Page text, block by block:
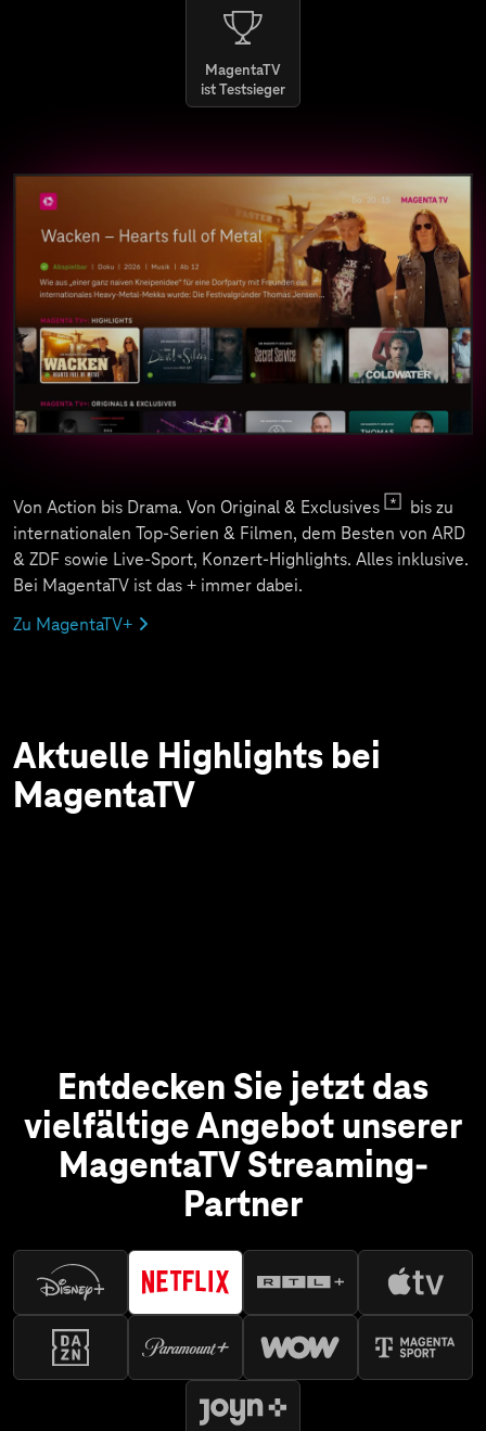
MagentaTV
ist Testsieger
Von Action bis Drama. Von Original & Exclusives
bis zu
internationalen Top-Serien & Filmen, dem Besten von ARD
& ZDF sowie Live-Sport, Konzert-Highlights. Alles inklusive.
Bei MagentaTV ist das + immer dabei.
Zu MagentaTV+
Aktuelle Highlights bei
MagentaTV
Entdecken Sie jetzt das
vielfältige Angebot unserer
MagentaTV Streaming-
Partner